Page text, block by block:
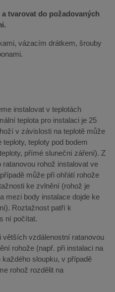
tvarovat do požadovaných
vázacím drátkem, šrouby
instalovat v teplotách
teplota pro instalaci je 25
v závislosti na teplotě může
teploty pod bodem
přímé sluneční záření). Z
rohož instalovat ve
může při ohřátí rohože
ke zvlnění (rohož je
mezi body instalace dojde ke
Roztažnost patří k
ní počítat.
větších vzdálenostní ratanovou
rohože (např. při instalaci na
každého sloupku, v případě
rohož rozdělit na